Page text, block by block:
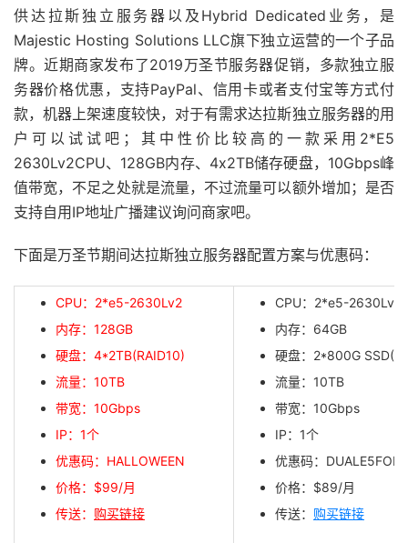
供达拉斯独立服务器以及Hybrid Dedicated业务，是
Majestic Hosting Solutions LLC旗下独立运营的一个子品
牌。近期商家发布了2019万圣节服务器促销，多款独立服
务器价格优惠，支持PayPal、信用卡或者支付宝等方式付
款，机器上架速度较快，对于有需求达拉斯独立服务器的用
户可以试试吧；其中性价比较高的一款采用2*E5
2630Lv2CPU、128GB内存、4x2TB储存硬盘，10Gbps峰
值带宽，不足之处就是流量，不过流量可以额外增加；是否
支持自用IP地址广播建议询问商家吧。
下面是万圣节期间达拉斯独立服务器配置方案与优惠码：
CPU：2*e5-2630Lv2
内存：128GB
硬盘：4*2TB(RAID10)
流量：10TB
带宽： 10Gbps
IP：1个
优惠码：HALLOWEEN
价格：$99/月
传送： 购买链接
CPU：2*e5-2630Lv2
内存：64GB
硬盘：2*800G
流量：10TB
带宽： 10Gbps
IP：1个
优惠码：
价格：$89/月
传送： 购买链接